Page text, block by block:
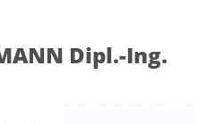
Dipl.-Ing.